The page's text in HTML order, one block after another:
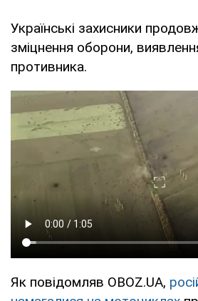
Українські захисники
зміцнення оборони,
противника.
Як повідомляв OBOZ.UA,